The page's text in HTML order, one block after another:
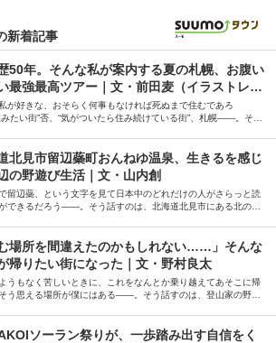
新着記事
50年。そんな私が案内する夏の札幌、お腹い
最強最高ツアー｜文・前田麦（イラストレー
が好きな、おそらく何事もなければ死ぬまで住むであろ
みたい街”否、“気がついたら住み続けている街”、札幌――。そう
ました。
北見市留辺蘂町おんねゆ温泉、生きるを感じ
の野遊び生活｜文・山内創
留辺蘂、という文字を見て日本中のどれだけの人がさらっと読
できるだろう――。そう話すのは、北海道北見市にある北の大
べしべ）町を起点とした野遊び生活について綴っていただきまし
む場所を間違えたのかもしれない……」そんな
帰りたい街になった｜文・野村良太
うもなく苦しいときに、これをなんとか乗り越えてあそこに帰
う思える場所が僕にはある――。そう話すのは、登山家の野村
うようになった街への思いを綴っていただきました。
ソーラン祭りが、一歩踏み出す自信をく